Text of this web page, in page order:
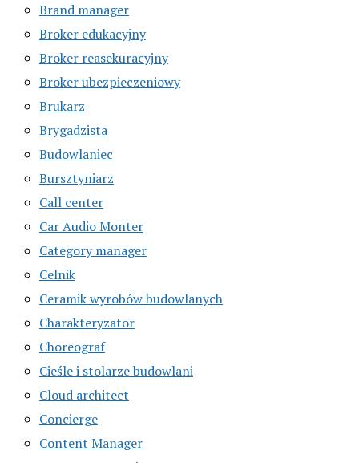
Brand manager
Broker edukacyjny
Broker reasekuracyjny
Broker ubezpieczeniowy
Brukarz
Brygadzista
Budowlaniec
Bursztyniarz
Call center
Car Audio Monter
Category manager
Celnik
Ceramik wyrobów budowlanych
Charakteryzator
Choreograf
Cieśle i stolarze budowlani
Cloud architect
Concierge
Content Manager